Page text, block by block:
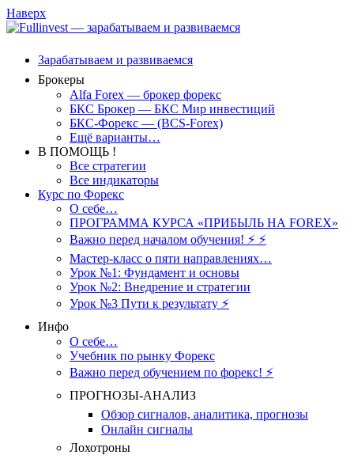
Наверх
Зарабатываем и развиваемся
Брокеры
Alfa Forex — брокер форекс
БКС Брокер — БКС Мир инвестиций
БКС-Форекс — (BCS-Forex)
Ещё варианты…
В ПОМОЩЬ !
Все стратегии
Все индикаторы
Курс по Форекс
О себе…
ПРОГРАММА КУРСА «ПРИБЫЛЬ НА FOREX»
Важно перед началом обучения! ⚡ ⚡
Мастер-класс о пяти направлениях…
Урок №1: Фундамент и основы
Урок №2: Внедрение и стратегии
Урок №3 Пути к результату ⚡️
Инфо
О себе…
Учебник по рынку Форекс
Важно перед обучением по форекс! ⚡
ПРОГНОЗЫ-АНАЛИЗ
Обзор сигналов, аналитика, прогнозы
Онлайн сигналы
Лохотроны